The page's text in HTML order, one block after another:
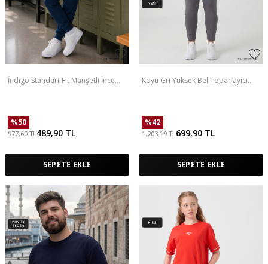
İndigo Standart Fit Manşetli İnce
%50
977,60TL489,90 TL
SEPETE EKLE
Koyu Gri Yüksek Bel Toparlayıcı
%42
1.203,19TL699,90 TL
SEPETE EKLE